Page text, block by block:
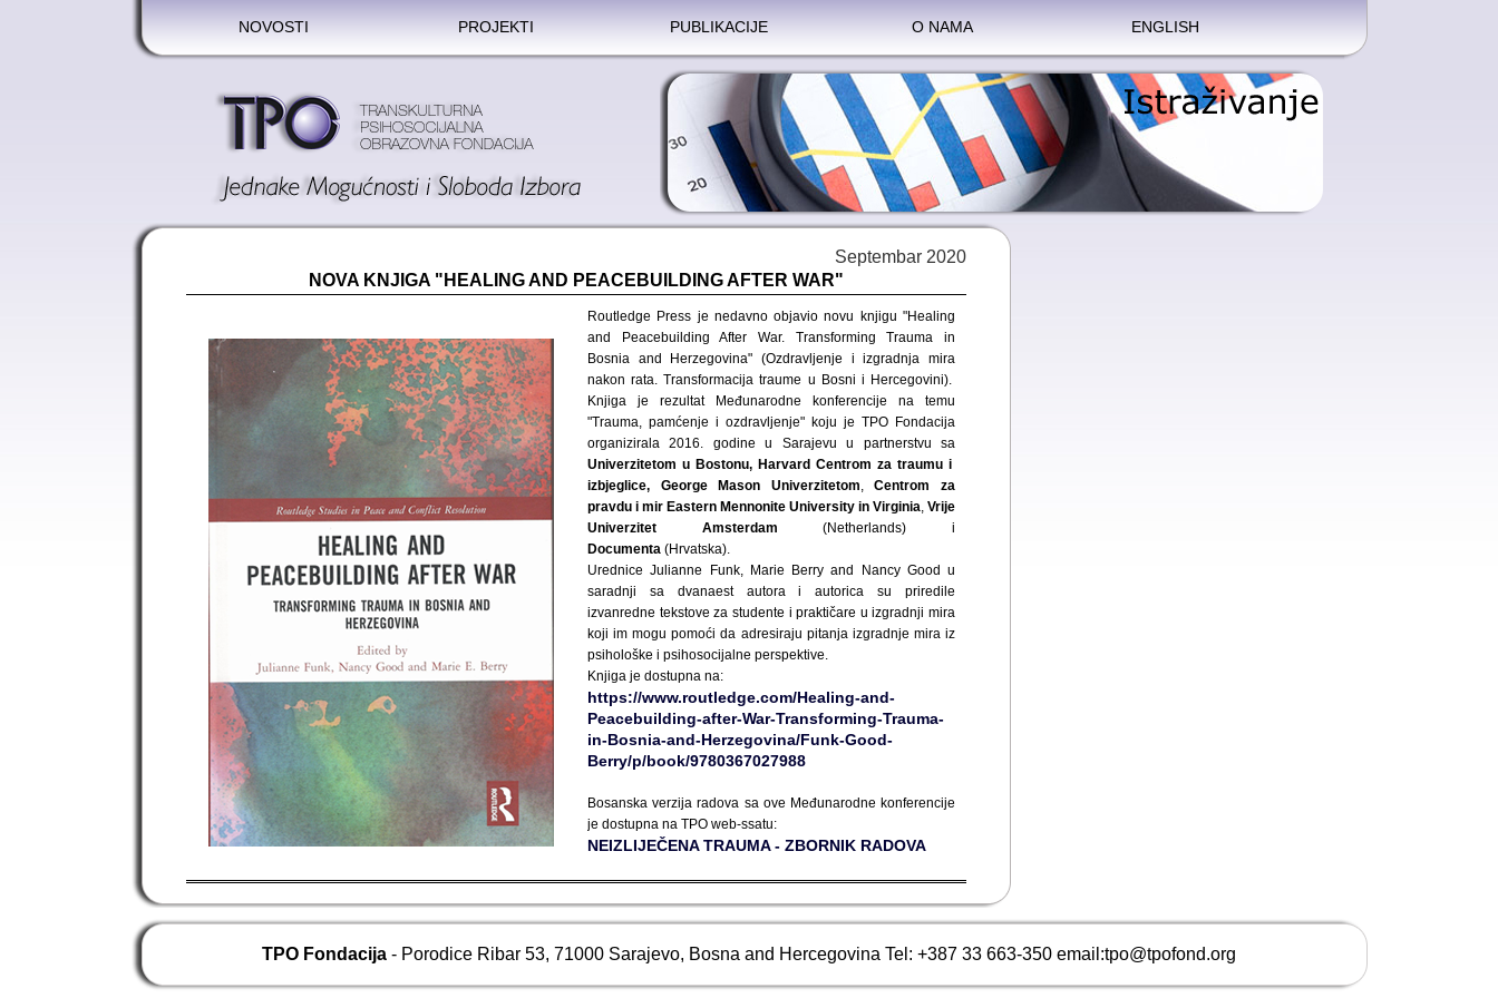
NOVOSTI PROJEKTI PUBLIKACIJE O NAMA ENGLISH
Septembar 2020
NOVA KNJIGA "HEALING AND PEACEBUILDING AFTER WAR"
Routledge Press je nedavno objavio novu knjigu "Healing
and Peacebuilding After War. Transforming Trauma in
Bosnia and Herzegovina" (Ozdravljenje i izgradnja mira
nakon rata. Transformacija traume u Bosni i Hercegovini).
Knjiga je rezultat Međunarodne konferencije na temu
"Trauma, pamćenje i ozdravljenje" koju je TPO Fondacija
organizirala 2016. godine u Sarajevu u partnerstvu sa
Univerzitetom u Bostonu, Harvard Centrom za traumu i
izbjeglice, George Mason Univerzitetom,Centrom za
pravdu i mir Eastern Mennonite University in Virginia, Vrije
Univerzitet Amsterdam (Netherlands) i
Documenta (Hrvatska).
Urednice Julianne Funk, Marie Berry and Nancy Good u
saradnji sa dvanaest autora i autorica su priredile
izvanredne tekstove za studente i praktičare u izgradnji mira
koji im mogu pomoći da adresiraju pitanja izgradnje mira iz
psihološke i psihosocijalne perspektive.
Knjiga je dostupna na:
https://www.routledge.com/Healing-and-
Peacebuilding-after-War-Transforming-Trauma-
in-Bosnia-and-Herzegovina/Funk-Good-
Berry/p/book/9780367027988
Bosanska verzija radova sa ove Međunarodne konferencije
je dostupna na TPO web-ssatu:
NEIZLIJEČENA TRAUMA - ZBORNIK RADOVA
TPO Fondacija - Porodice Ribar 53, 71000 Sarajevo, Bosna and Hercegovina Tel: +387 33 663-350 email:tpo@tpofond.org